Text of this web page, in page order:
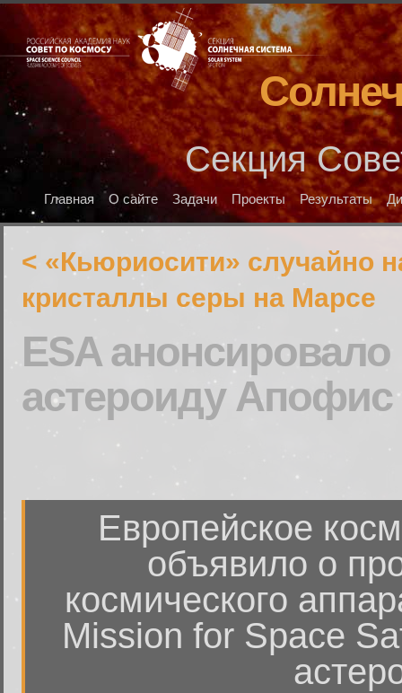
Секция
Главная О сайте Задачи Проекты Результаты
< «Кьюриосити» случайно
кристаллы серы на Марсе
ESA
астероиду Апофис
Европейское
объявило о
космического
Mission for Space